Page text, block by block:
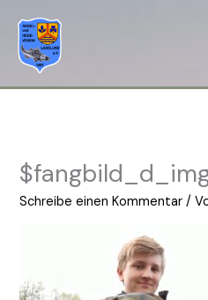
Inhalt
springen
Schreibe einen Kommentar /